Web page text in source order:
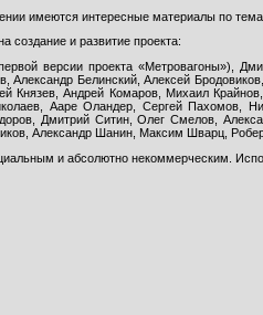
имеются интересные материалы по
создание и развитие проекта:
версии проекта «Метровагоны»),
Александр Белинский, Алексей
Князев, Андрей Комаров, Михаил
Ааре Оландер, Сергей Пахомов,
Дмитрий Ситин, Олег Смелов,
Александр Шанин, Максим Шварц,
и абсолютно некоммерческим.